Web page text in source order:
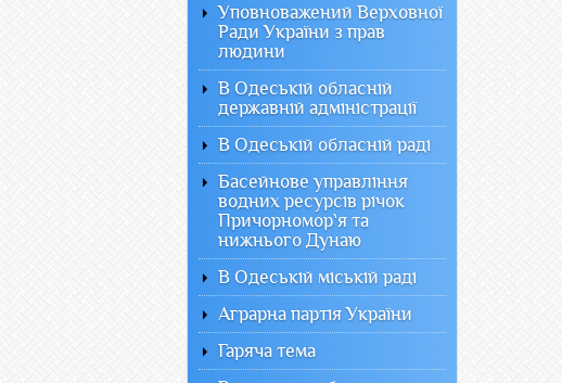
Уповноважений Верховної
Ради України з прав
людини
В Одеській обласній
державній адміністрації
В Одеській обласній раді
Басейнове управління
водних ресурсів річок
Причорномор`я та
нижнього Дунаю
В Одеській міській раді
Аграрна партія України
Гаряча тема